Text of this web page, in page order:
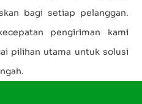
bagi setiap pelanggan.
pengiriman kami
pilihan utama untuk solusi